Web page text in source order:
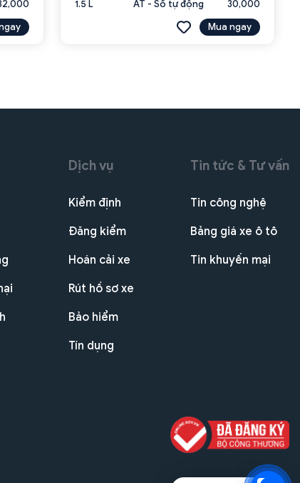
1.5 L AT - Số tự động
30,000
Mua ngay
Dịch vụ
Kiểm định
Đăng kiểm
Hoán cải xe
Rút hồ sơ xe
Bảo hiểm
Tín dụng
Tin tức & Tư vấn
Tin công nghệ
Bảng giá xe ô tô
Tin khuyến mại